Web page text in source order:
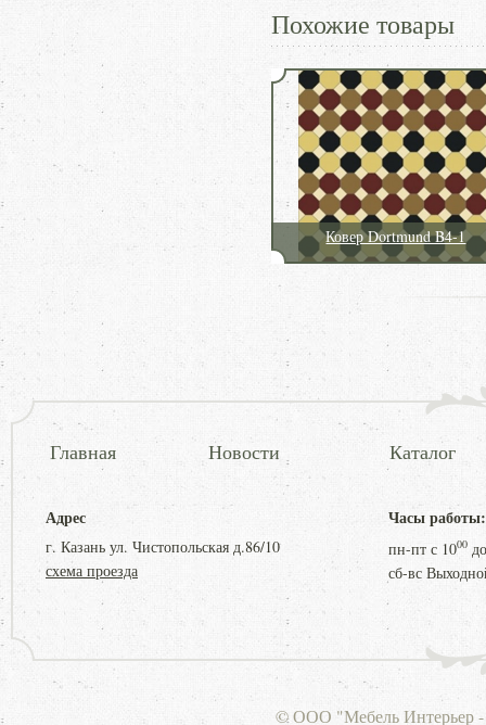
Похожие товары
Ковер Dortmund B4-1
Главная Новости Каталог
Адрес
г. Казань ул. Чистопольская д.86/10
схема проезда
Часы работы:
пн-пт с 1000
сб-вс
© ООО "Мебель Интерьер -